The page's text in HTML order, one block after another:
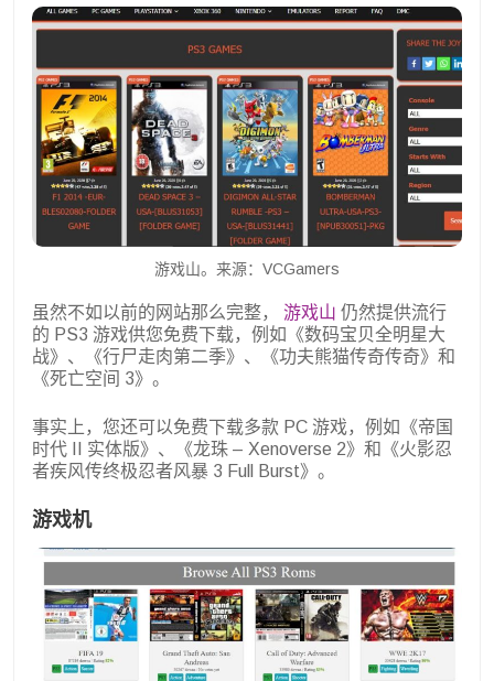
游戏山。来源：VCGamers
虽然不如以前的网站那么完整， 游戏山 仍然提供流行
的 PS3 游戏供您免费下载，例如《数码宝贝全明星大
战》、《行尸走肉第二季》、《功夫熊猫传奇传奇》和
《死亡空间 3》。
事实上，您还可以免费下载多款 PC 游戏，例如《帝国
时代 II 实体版》、《龙珠 – Xenoverse 2》和《火影忍
者疾风传终极忍者风暴 3 Full Burst》。
游戏机